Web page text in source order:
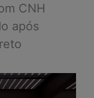
CNH
após